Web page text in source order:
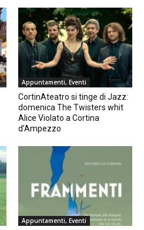
Appuntamenti, Eventi
CortinAteatro si tinge di Jazz:
domenica The Twisters whit
Alice Violato a Cortina
d’Ampezzo
Appuntamenti, Eventi